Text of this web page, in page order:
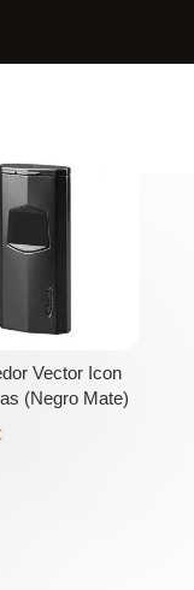
Vector Icon
(Negro Mate)